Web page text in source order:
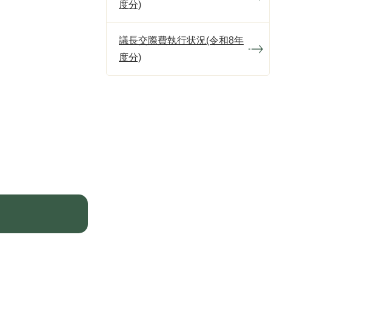
度分)
議長交際費執行状況(令和8年
度分)